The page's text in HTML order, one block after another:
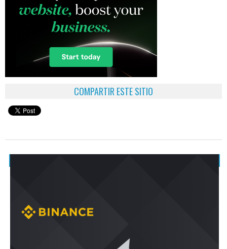
COMPARTIR ESTE SITIO